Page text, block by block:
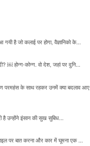
है जो कलाई पर होगा, वैज्ञानिको के...
￼ होन्ग-कोन्ग. वो देश, जहां पर दुनि...
परमहंस के साथ रहकर उनमें क्या बदलाव आए
है उन्होंने इंसान की सुख सुबिध...
पर बात करना और कार में घूमना एक ...